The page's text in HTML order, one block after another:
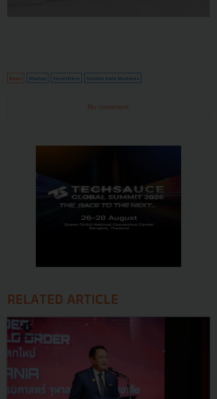
News Startup ServisHero Golden Gate Ventures
No comment
RELATED ARTICLE